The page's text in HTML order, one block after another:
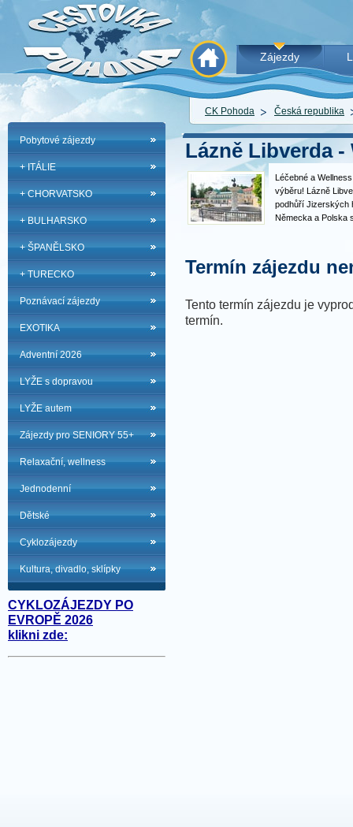
Zájezdy
CK Pohoda Česká republika
Pobytové zájezdy
+ ITÁLIE
+ CHORVATSKO
+ BULHARSKO
+ ŠPANĚLSKO
+ TURECKO
Poznávací zájezdy
EXOTIKA
Adventní 2026
LYŽE s dopravou
LYŽE autem
Zájezdy pro SENIORY 55+
Relaxační, wellness
Jednodenní
Dětské
Cyklozájezdy
Kultura, divadlo, sklípky
CYKLOZÁJEZDY PO
EVROPĚ 2026
klikni zde:
Lázně Libverda -
Léčebné a
výběru! Lázně
podhůří Jizerských
Německa a Polska
Termín zájezdu
Tento termín zájezdu je
termín.